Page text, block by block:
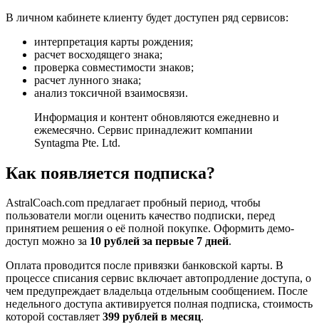
В личном кабинете клиенту будет доступен ряд сервисов:
интерпретация карты рождения;
расчет восходящего знака;
проверка совместимости знаков;
расчет лунного знака;
анализ токсичной взаимосвязи.
Информация и контент обновляются ежедневно и
ежемесячно. Сервис принадлежит компании
Syntagma Pte. Ltd.
Как появляется подписка?
AstralCoach.com предлагает пробный период, чтобы
пользователи могли оценить качество подписки, перед
принятием решения о её полной покупке. Оформить демо-
доступ можно за 10 рублей за первые 7 дней.
Оплата проводится после привязки банковской карты. В
процессе списания сервис включает автопродление доступа, о
чем предупреждает владельца отдельным сообщением. После
недельного доступа активируется полная подписка, стоимость
которой составляет 399 рублей в месяц.